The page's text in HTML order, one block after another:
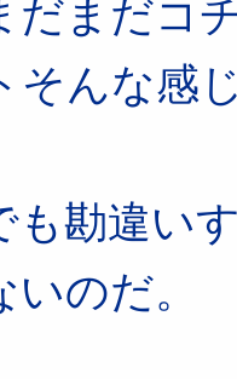
だまだコ
そんな感
も勘違い
のだ。